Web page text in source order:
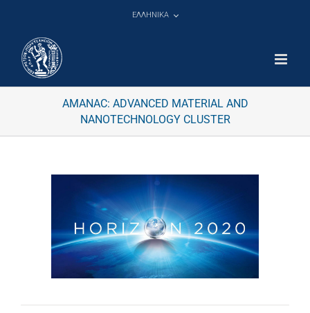
ΕΛΛΗΝΙΚΑ
AMANAC: ADVANCED MATERIAL AND
NANOTECHNOLOGY CLUSTER